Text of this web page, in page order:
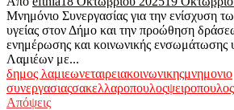
Μνημόνιο Συνεργασίας για την ενίσχυση
υγείας στον Δήμο και την προώθηση
ενημέρωσης και κοινωνικής
Λαμιέων με...
δημος λαμιεωνεταιρειακοινωνικηςμνημονιο
συνεργασιαςσακελλαροπουλοςψειροπουλος
Απόψεις